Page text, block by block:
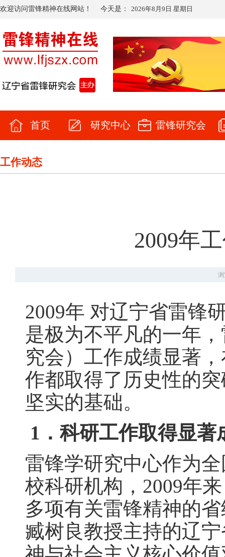
欢迎访问雷锋精神在线网站！ 今天是： 2026年8月9日 星期日
首页 研究中心 雷锋研究会
工作动态
2009年
浏
2009年 对辽宁省雷锋
是极为不平凡的一年
究会）工作成绩显著
作都取得了历史性的
坚实的基础。
1．科研工作取得显著
雷锋学研究中心作为
校科研机构，2009年
多项有关雷锋精神的
臧树良教授主持的辽